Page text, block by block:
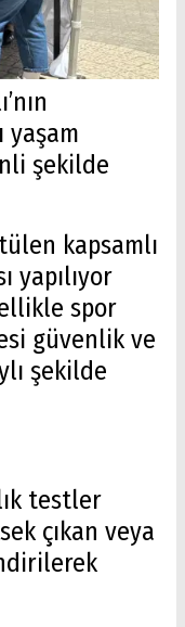
yaşam
şekilde
kapsamlı
yapılıyor
spor
güvenlik ve
şekilde
testler
çıkan veya